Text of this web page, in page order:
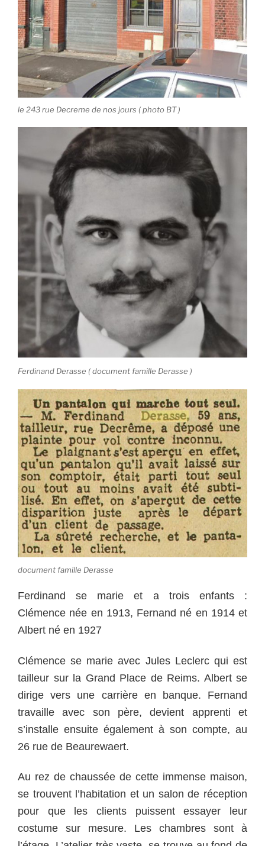
le 243 rue Decreme de nos jours ( photo BT )
Ferdinand Derasse ( document famille Derasse )
document famille Derasse
Ferdinand se marie et a trois enfants :
Clémence née en 1913, Fernand né en 1914 et
Albert né en 1927
Clémence se marie avec Jules Leclerc qui est
tailleur sur la Grand Place de Reims. Albert se
dirige vers une carrière en banque. Fernand
travaille avec son père, devient apprenti et
s’installe ensuite également à son compte, au
26 rue de Beaurewaert.
Au rez de chaussée de cette immense maison,
se trouvent l’habitation et un salon de réception
pour que les clients puissent essayer leur
costume sur mesure. Les chambres sont à